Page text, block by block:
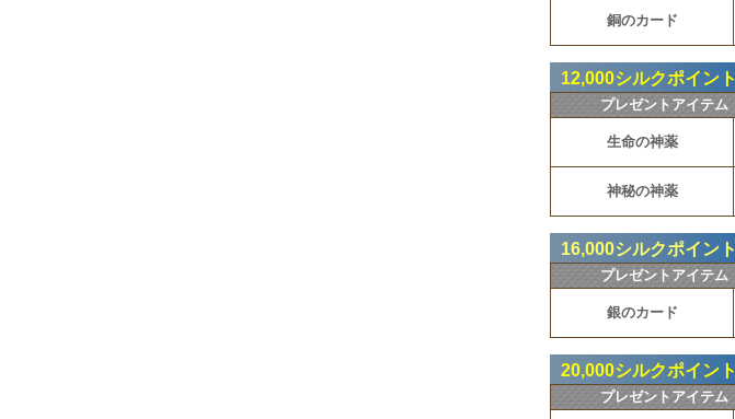
銅のカード
12,000シルクポイント
プレゼントアイテム
生命の神薬
神秘の神薬
16,000シルクポイント
プレゼントアイテム
銀のカード
20,000シルクポイント
プレゼントアイテム